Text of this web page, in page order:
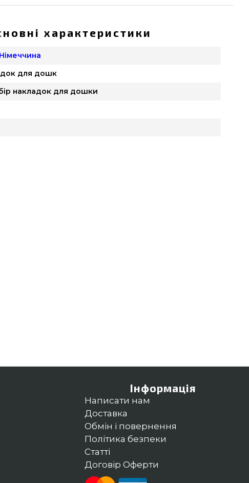
характеристики
для дошк
накладок для дошки
Інформація
Написати нам
Доставка
Обмін і повернення
Політика безпеки
Статті
Договір Оферти